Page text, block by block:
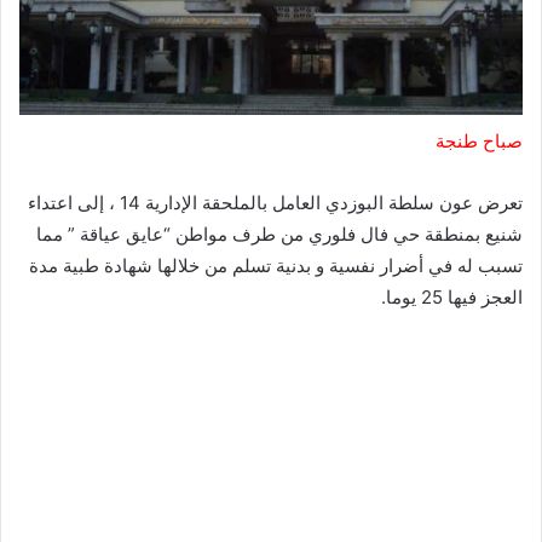
صباح طنجة
تعرض عون سلطة البوزدي العامل بالملحقة الإدارية 14 ، إلى اعتداء
شنيع بمنطقة حي فال فلوري من طرف مواطن “عايق عياقة ” مما
تسبب له في أضرار نفسية و بدنية تسلم من خلالها شهادة طبية مدة
العجز فيها 25 يوما.